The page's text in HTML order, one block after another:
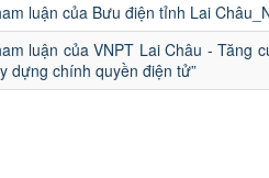
luận của Bưu điện tỉnh Lai
luận của VNPT Lai Châu - Tăng
dựng chính quyền điện tử”